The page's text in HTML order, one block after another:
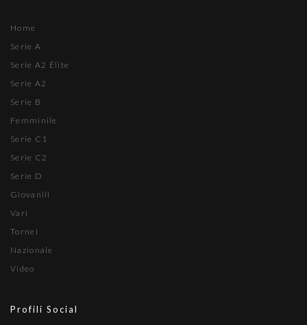
Home
Serie A
Serie A2 Élite
Serie A2
Serie B
Femminile
Serie C1
Serie C2
Serie D
Giovanili
Vari
Tornei
Nazionale
Video
Profili Social